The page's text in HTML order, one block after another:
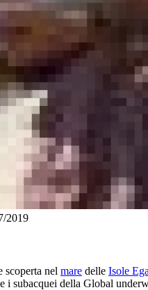
2019
scoperta nel mare delle Isole
i subacquei della Global